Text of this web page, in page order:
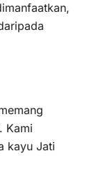
Kami
kayu Jati